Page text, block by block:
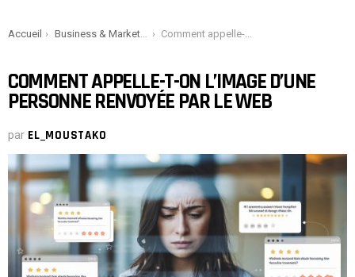
You are here:
Accueil Business & Marketing Comment appelle-t-on l’image d’une personne renvoyée par le web
COMMENT APPELLE-T-ON L’IMAGE D’UNE
PERSONNE RENVOYÉE PAR LE WEB
par EL_MOUSTAKO